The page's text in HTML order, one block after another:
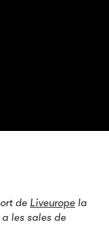
de Liveurope la
les sales de